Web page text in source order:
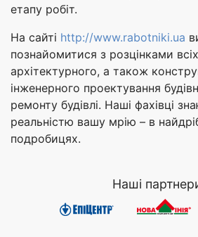
етапу робіт.
На сайті http://www.rabotniki.ua
познайомитися з розцінками
архітектурного, а також
інженерного проектування
ремонту будівлі. Наші фахівці
реальністю вашу мрію – в
подробицях.
Наші